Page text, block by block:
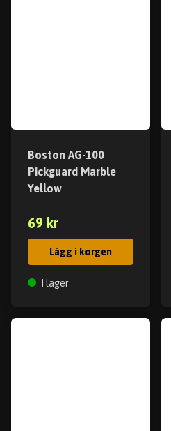
Boston AG-100
Pickguard Marble
Yellow
69 kr
Lägg i korgen
I lager